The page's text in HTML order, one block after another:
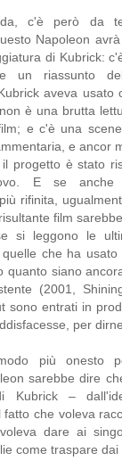
c'è però da
Napoleon
di Kubrick:
un riassunto
aveva usato
è una brutta
e c'è una
e ancor
progetto è stato
E se
rifinita,
film
si leggono le
quelle che ha
quanto siano
(2001,
sono entrati in
per
più onesto
sarebbe dire
Kubrick –
fatto che voleva
dare ai
come traspare dai